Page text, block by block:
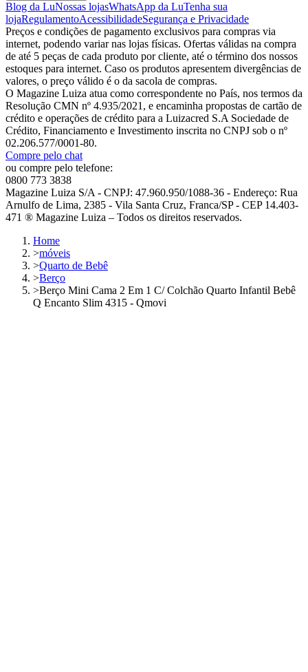
Blog da LuNossas lojasWhatsApp da LuTenha sua
lojaRegulamentoAcessibilidadeSegurança e Privacidade
Preços e condições de pagamento exclusivos para compras via
internet, podendo variar nas lojas físicas. Ofertas válidas na compra
de até 5 peças de cada produto por cliente, até o término dos nossos
estoques para internet. Caso os produtos apresentem divergências de
valores, o preço válido é o da sacola de compras.
O Magazine Luiza atua como correspondente no País, nos termos da
Resolução CMN nº 4.935/2021, e encaminha propostas de cartão de
crédito e operações de crédito para a Luizacred S.A Sociedade de
Crédito, Financiamento e Investimento inscrita no CNPJ sob o nº
02.206.577/0001-80.
Compre pelo chat
ou compre pelo telefone:
0800 773 3838
Magazine Luiza S/A - CNPJ: 47.960.950/1088-36 - Endereço: Rua
Arnulfo de Lima, 2385 - Vila Santa Cruz, Franca/SP - CEP 14.403-
471 ® Magazine Luiza – Todos os direitos reservados.
Home
>móveis
>Quarto de Bebê
>Berço
>Berço Mini Cama 2 Em 1 C/ Colchão Quarto Infantil Bebê
Q Encanto Slim 4315 - Qmovi